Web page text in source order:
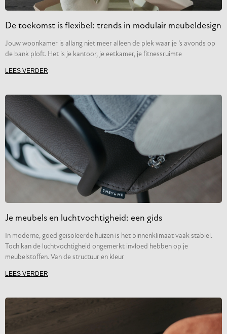
De toekomst is flexibel: trends in modulair meubeldesign
Jouw woonkamer is allang niet meer alleen de plek waar je ’s avonds op
de bank ploft. Het is je kantoor, je eetkamer, je fitnessruimte
LEES VERDER
Je meubels en luchtvochtigheid: een gids
In moderne, goed geïsoleerde huizen is het binnenklimaat vaak stabiel.
Toch kan de luchtvochtigheid ongemerkt invloed hebben op je
meubelstoffen. Van de structuur en kleur
LEES VERDER